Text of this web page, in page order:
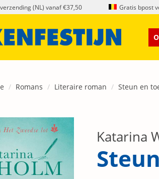
(NL) vanaf €37,50 Gratis bpost
Romans Literaire roman Steun en
Katarina